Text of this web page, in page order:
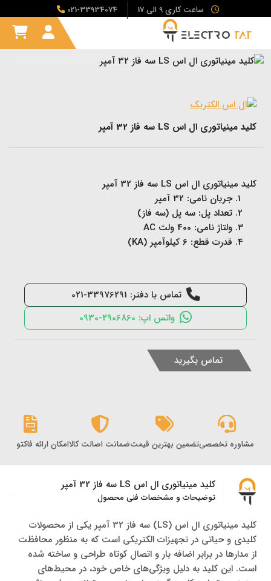
ساعت کاری 9 الی 17 021-33934074
کلید مینیاتوری ال اس LS سه فاز 32 آمپر
کلید مینیاتوری ال اس LS سه فاز 32 آمپر
جریان نامی:
تعداد پل: سه پل (سه فاز)
ولتاژ نامی:
قدرت قطع:
تماس با دفتر: 33976291-021
واتس اپ: 2906860-0930
تماس بگیرید
مشاوره تخصصیتضمین بهترین قیمتضمانت اصالت کالاامکان ارائه فاکتور
کلید مینیاتوری ال اس LS سه فاز 32 آمپر
توضیحات و مشخصات فنی محصول
کلید مینیاتوری ال اس (LS) سه فاز 32 آمپر یکی از محصولات
کلیدی و حیاتی در تجهیزات الکتریکی است که به منظور محافظت
از مدارها در برابر اضافه بار و اتصال کوتاه طراحی و ساخته شده
است. این کلید به دلیل ویژگی‌های خاص خود، در محیط‌های